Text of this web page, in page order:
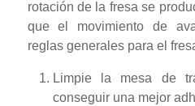
rotación de la fresa se
que el movimiento de
reglas generales para el
Limpie la mesa de
conseguir una mejor